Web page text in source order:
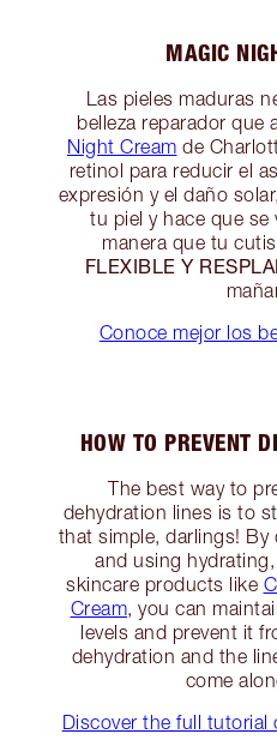
MAGIC
Las pieles maduras
belleza reparador que
Night Cream de
retinol para reducir el
expresión y el daño
tu piel y hace que se
manera que tu
FLEXIBLE Y
Conoce mejor los
HOW TO PREVENT
The best way to
dehydration lines is to
that simple, darlings!
and using
skincare products like
Cream, you can
levels and prevent it
dehydration and the
come
Discover the full